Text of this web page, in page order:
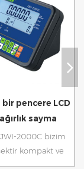
pencere LCD
sayma
2000C bizim
kompakt ve
Göstergesi.